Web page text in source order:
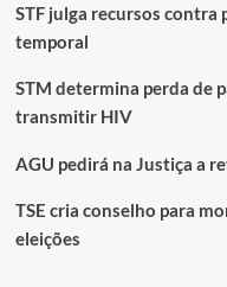
STF julga recursos contra
temporal
STM determina perda de
transmitir HIV
AGU pedirá na Justiça a
TSE cria conselho para
eleições